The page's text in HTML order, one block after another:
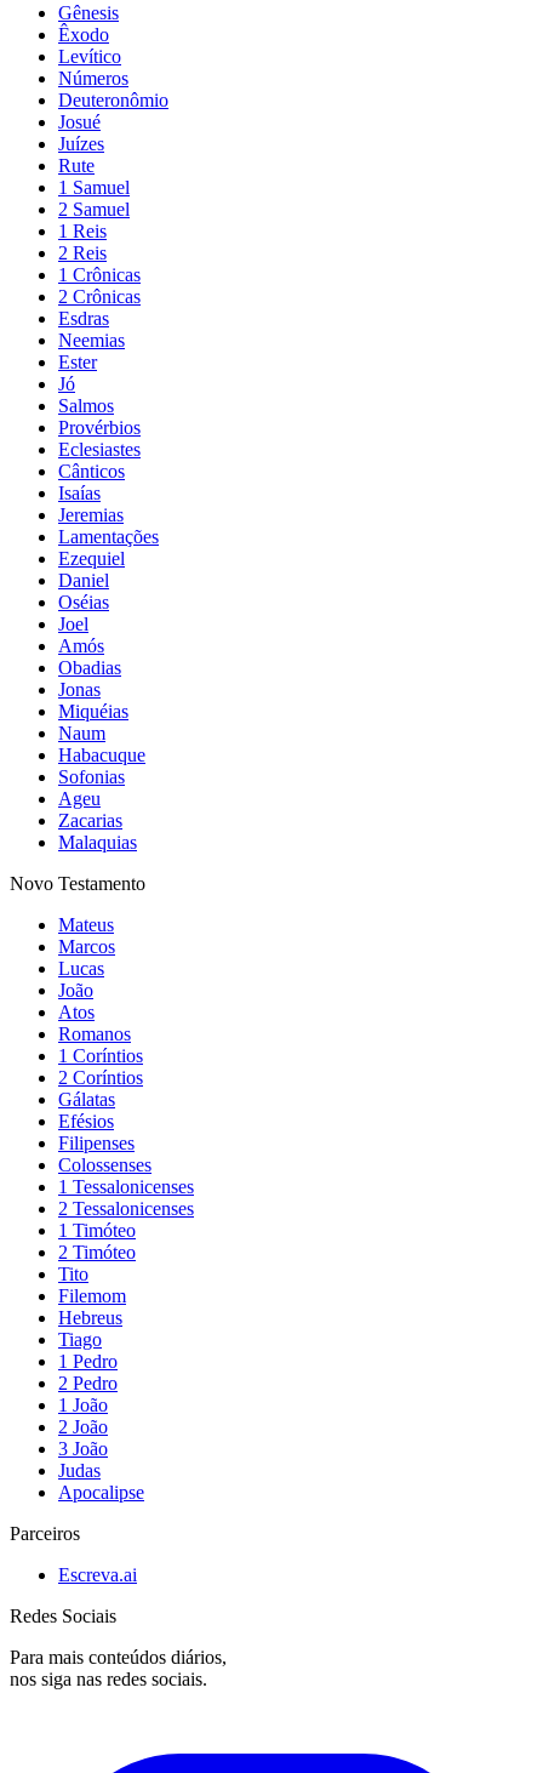
Gênesis
Êxodo
Levítico
Números
Deuteronômio
Josué
Juízes
Rute
1 Samuel
2 Samuel
1 Reis
2 Reis
1 Crônicas
2 Crônicas
Esdras
Neemias
Ester
Jó
Salmos
Provérbios
Eclesiastes
Cânticos
Isaías
Jeremias
Lamentações
Ezequiel
Daniel
Oséias
Joel
Amós
Obadias
Jonas
Miquéias
Naum
Habacuque
Sofonias
Ageu
Zacarias
Malaquias
Novo Testamento
Mateus
Marcos
Lucas
João
Atos
Romanos
1 Coríntios
2 Coríntios
Gálatas
Efésios
Filipenses
Colossenses
1 Tessalonicenses
2 Tessalonicenses
1 Timóteo
2 Timóteo
Tito
Filemom
Hebreus
Tiago
1 Pedro
2 Pedro
1 João
2 João
3 João
Judas
Apocalipse
Parceiros
Escreva.ai
Redes Sociais
Para mais conteúdos diários,
nos siga nas redes sociais.